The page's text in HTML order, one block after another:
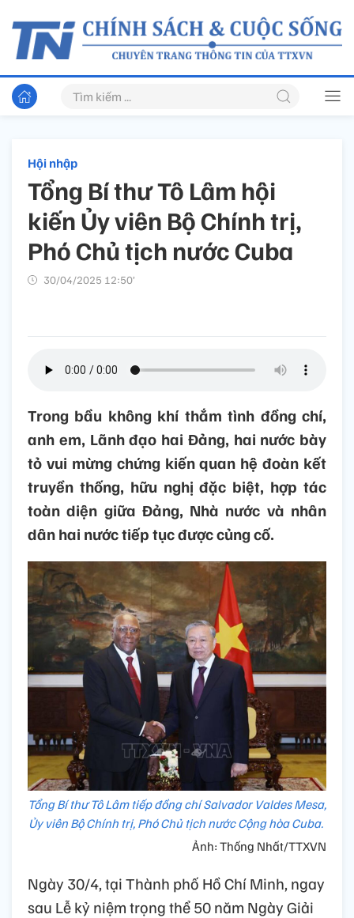
Hội nhập
Tổng Bí thư Tô Lâm hội
kiến Ủy viên Bộ Chính trị,
Phó Chủ tịch nước Cuba
30/04/2025 12:50’
Trong bầu không khí thắm tình đồng chí,
anh em, Lãnh đạo hai Đảng, hai nước bày
tỏ vui mừng chứng kiến quan hệ đoàn kết
truyền thống, hữu nghị đặc biệt, hợp tác
toàn diện giữa Đảng, Nhà nước và nhân
dân hai nước tiếp tục được củng cố.
Tổng Bí thư Tô Lâm tiếp đồng chí Salvador Valdes Mesa,
Ủy viên Bộ Chính trị, Phó Chủ tịch nước Cộng hòa Cuba.
Ảnh: Thống Nhất/TTXVN
Ngày 30/4, tại Thành phố Hồ Chí Minh, ngay
sau Lễ kỷ niệm trọng thể 50 năm Ngày Giải